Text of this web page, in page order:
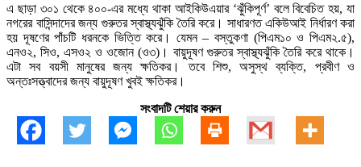
এ ছাড়া ৩০১ থেকে ৪০০-এর মধ্যে থাকা আইকিউএয়ার ‘ঝুঁকিপূর্ণ’ বলে বিবেচিত হয়, যা
নগরের বাসিন্দাদের জন্য গুরুতর স্বাস্থ্যঝুঁকি তৈরি করে। সাধারণত একিউআই নির্ধারণ করা
হয় দূষণের পাঁচটি ধরনকে ভিত্তি করে। যেমন – বস্তুকণা (পিএম১০ ও পিএম২.৫),
এনও২, সিও, এসও২ ও ওজোন (ও৩)। বায়ুদূষণ গুরুতর স্বাস্থ্যঝুঁকি তৈরি করে থাকে।
এটা সব বয়সী মানুষের জন্য ক্ষতিকর। তবে শিশু, অসুস্থ ব্যক্তি, প্রবীণ ও
অন্তঃসত্ত্বাদের জন্য বায়ুদূষণ খুবই ক্ষতিকর।
সংবাদটি শেয়ার করুন